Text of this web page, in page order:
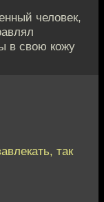
человек,
в свою кожу
так